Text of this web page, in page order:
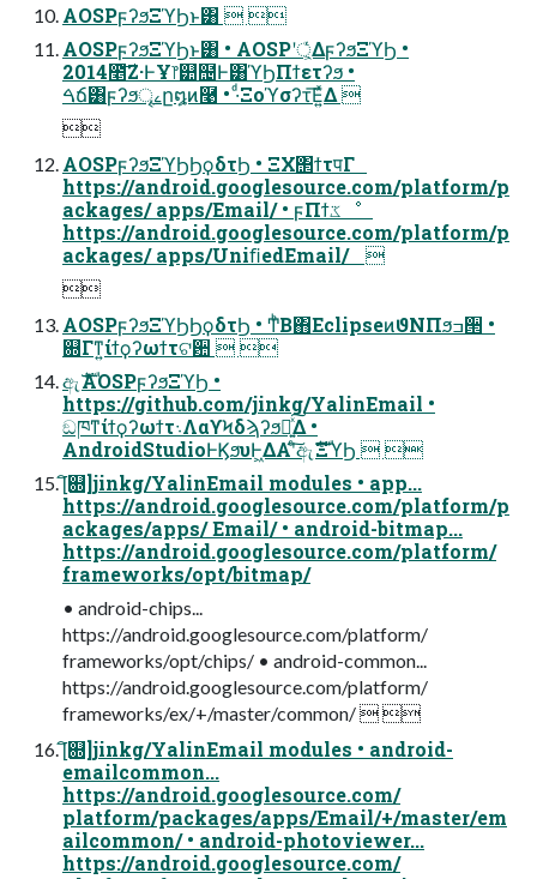
AOSPϝʔϧΞϓϦͱ͸  
AOSPϝʔϧΞϓϦͱ͸ • AOSPʹ্͕ͬͯΔϝʔϧΞϓϦ •
2014೥͝Ζ·ͰҰ෦୺຤Ͱ͸ϓϦΠϯετʔϧ •
ࠓճ͸ϝʔϧৄࡉը໘ͷ࿩ • ·ͩΞοϓσʔτ͞Ε͍ͯΔ 

AOSPϝʔϧΞϓϦϦϙδτϦ • ΞΧ΢ϯτपΓ
https://android.googlesource.com/platform/p
ackages/ apps/Email/ • ϝΠϯػೳ
https://android.googlesource.com/platform/p
ackages/ apps/UniﬁedEmail/ 

AOSPϝʔϧΞϓϦϦϙδτϦ • ͲͪΒ΋EclipseͷϑΝΠϧߏ੒ •
଍Γͳ͍ίϯϙʔωϯτଟ਺  
ඇެࣜAOSPϝʔϧΞϓϦ •
https://github.com/jinkg/YalinEmail •
ඞཁͳίϯϙʔωϯτ܈ΛαϒϞδϡʔϧԽ͍ͯ͠Δ •
AndroidStudioͰϏϧυͰ͖ΔΑ͏ʹͨ͠ඇެࣜΞϓϦ  
[ิ଍]jinkg/YalinEmail modules • app...
https://android.googlesource.com/platform/p
ackages/apps/ Email/ • android-bitmap...
https://android.googlesource.com/platform/
frameworks/opt/bitmap/
• android-chips...
https://android.googlesource.com/platform/
frameworks/opt/chips/ • android-common...
https://android.googlesource.com/platform/
frameworks/ex/+/master/common/  
[ิ଍]jinkg/YalinEmail modules • android-
emailcommon...
https://android.googlesource.com/
platform/packages/apps/Email/+/master/em
ailcommon/ • android-photoviewer...
https://android.googlesource.com/